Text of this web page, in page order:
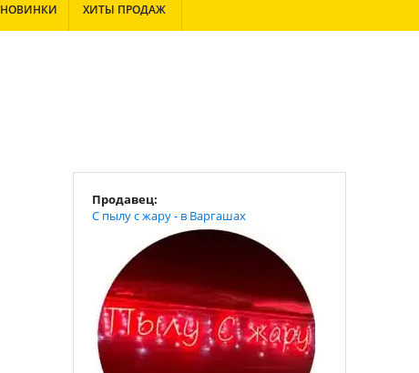
НОВИНКИ ХИТЫ ПРОДАЖ
Продавец:
С пылу с жару - в Варгашах